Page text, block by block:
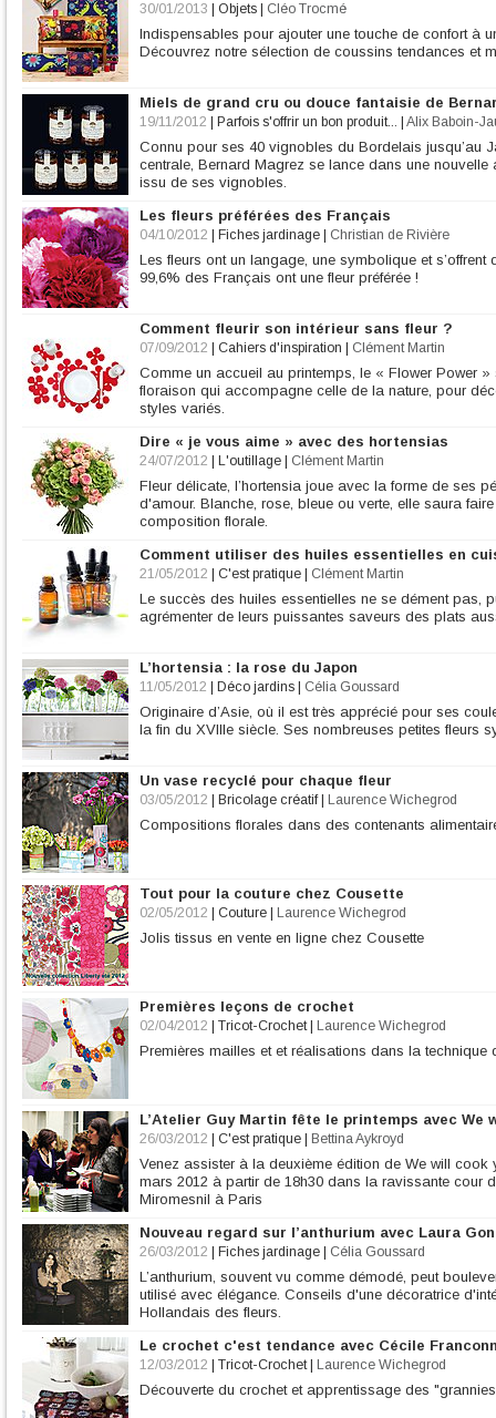
30/01/2013 Objets Cléo Trocmé
Indispensables pour ajouter une touche de confort à
Découvrez notre sélection de coussins tendances et
Miels de grand cru ou douce fantaisie de
19/11/2012 Parfois s'offrir un bon produit... Alix Baboin-
Connu pour ses 40 vignobles du Bordelais jusqu’au
centrale, Bernard Magrez se lance dans une nouvelle
issu de ses vignobles.
Les fleurs préférées des Français
04/10/2012 Fiches jardinage Christian de Rivière
Les fleurs ont un langage, une symbolique et
99,6% des Français ont une fleur préférée !
Comment fleurir son intérieur sans fleur ?
07/09/2012 Cahiers d'inspiration Clément Martin
Comme un accueil au printemps, le « Flower Power
floraison qui accompagne celle de la nature, pour
styles variés.
Dire « je vous aime » avec des hortensias
24/07/2012 L'outillage Clément Martin
Fleur délicate, l’hortensia joue avec la forme de ses
d'amour. Blanche, rose, bleue ou verte, elle saura
composition florale.
Comment utiliser des huiles essentielles en
21/05/2012 C'est pratique Clément Martin
Le succès des huiles essentielles ne se dément pas,
agrémenter de leurs puissantes saveurs des plats
L’hortensia : la rose du Japon
11/05/2012 Déco jardins Célia Goussard
Originaire d’Asie, où il est très apprécié pour ses
la fin du XVIIIe siècle. Ses nombreuses petites fleurs
Un vase recyclé pour chaque fleur
03/05/2012 Bricolage créatif| Laurence Wichegrod
Compositions florales dans des contenants
Tout pour la couture chez Cousette
02/05/2012 Couture Laurence Wichegrod
Jolis tissus en vente en ligne chez Cousette
Premières leçons de crochet
02/04/2012 Tricot-Crochet| Laurence Wichegrod
Premières mailles et et réalisations dans la technique
L’Atelier Guy Martin fête le printemps avec We
26/03/2012 C'est pratique Bettina Aykroyd
Venez assister à la deuxième édition de We will cook
mars 2012 à partir de 18h30 dans la ravissante cour
Miromesnil à Paris
Nouveau regard sur l’anthurium avec Laura
26/03/2012 Fiches jardinage Célia Goussard
L’anthurium, souvent vu comme démodé, peut
utilisé avec élégance. Conseils d'une décoratrice
Hollandais des fleurs.
Le crochet c'est tendance avec Cécile
12/03/2012 Tricot-Crochet| Laurence Wichegrod
Découverte du crochet et apprentissage des